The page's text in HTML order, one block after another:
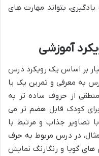
بتواند مهارت های
آموزشی
بر اساس یک رویکرد درس
به معرفی و تمرین یک یا
منطقی از حروف ساده تر به
برای کودک قابل هضم تر می
تصاویر جذاب و مرتبط با
در درس مربوط به حرف
های گویا و رنگارنگ نمایش